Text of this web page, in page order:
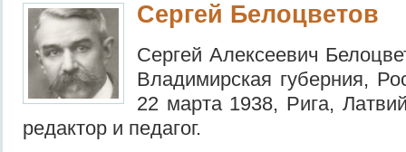
Сергей Белоцветов
Сергей Алексеевич
Владимирская губерния,
22 марта 1938, Рига,
редактор и педагог.